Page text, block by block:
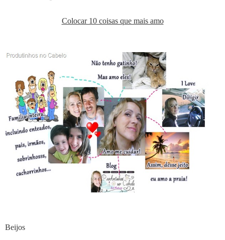
Colocar 10 coisas que mais amo
Beijos